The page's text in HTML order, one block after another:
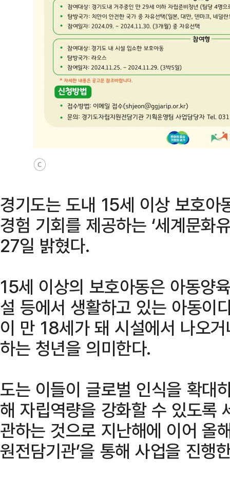
ⓒ
경기도는 도내 15세 이상 보호아
경험 기회를 제공하는 ‘세계문화
27일 밝혔다.
15세 이상의 보호아동은 아동양
설 등에서 생활하고 있는 아동이
이 만 18세가 돼 시설에서 나오
하는 청년을 의미한다.
도는 이들이 글로벌 인식을 확대
해 자립역량을 강화할 수 있도록
관하는 것으로 지난해에 이어 올
원전담기관’을 통해 사업을 진행